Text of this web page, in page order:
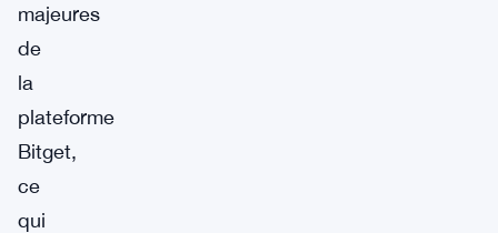
majeures
de
la
plateforme
Bitget,
ce
qui